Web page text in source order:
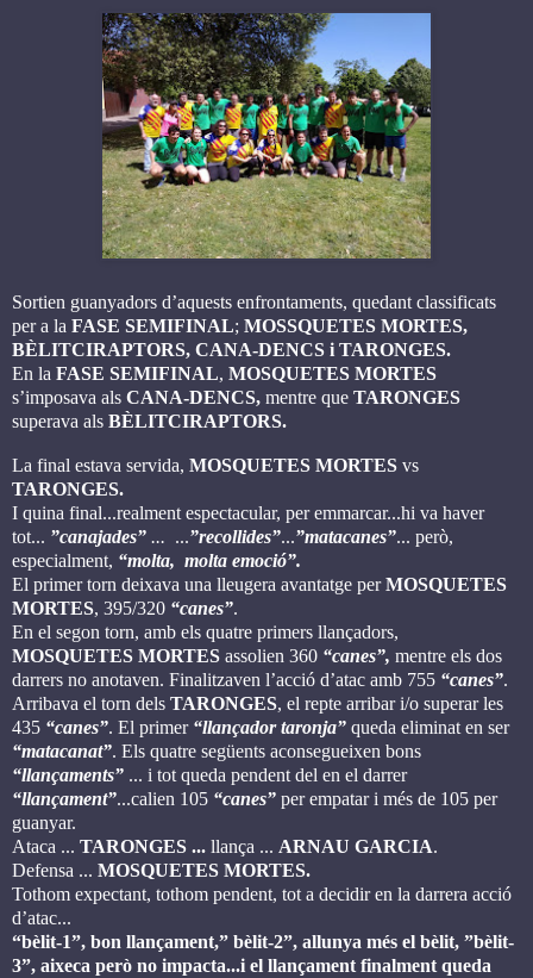
Sortien guanyadors d’aquests enfrontaments, quedant classificats
per a la FASE SEMIFINAL; MOSSQUETES MORTES,
BÈLITCIRAPTORS, CANA-DENCS i TARONGES.
En la FASE SEMIFINAL, MOSQUETES MORTES
s’imposava als CANA-DENCS, mentre que TARONGES
superava als BÈLITCIRAPTORS.
La final estava servida, MOSQUETES MORTES vs
TARONGES.
I quina final...realment espectacular, per emmarcar...hi va haver
tot... ”canajades” ... ...”recollides”...”matacanes”... però,
especialment, “molta, molta emoció”.
El primer torn deixava una lleugera avantatge perMOSQUETES
MORTES, 395/320 “canes”.
En el segon torn, amb els quatre primers llançadors,
MOSQUETES MORTES assolien 360 “canes”, mentre els dos
darrers no anotaven. Finalitzaven l’acció d’atac amb 755 “canes”.
Arribava el torn dels TARONGES, el repte arribar i/o superar les
435 “canes”. El primer “llançador taronja” queda eliminat en ser
“matacanat”. Els quatre següents aconsegueixen bons
“llançaments” ... i tot queda pendent del en el darrer
“llançament”...calien 105 “canes” per empatar i més de 105 per
guanyar.
Ataca ... TARONGES ... llança ... ARNAU GARCIA.
Defensa ... MOSQUETES MORTES.
Tothom expectant, tothom pendent, tot a decidir en la darrera acció
d’atac...
“bèlit-1”, bon llançament,” bèlit-2”, allunya més el bèlit, ”bèlit-
3”, aixeca però no impacta...i el llançament finalment queda